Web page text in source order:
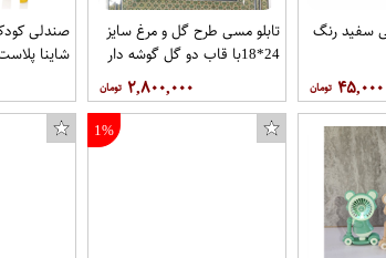
سفید رنگ
۴۵,۰۰۰
تابلو مسی طرح گل و مرغ سایز
24*18با قاب دو گل گوشه دار
۲,۸۰۰,۰۰۰
صندلی
شاینا
1%